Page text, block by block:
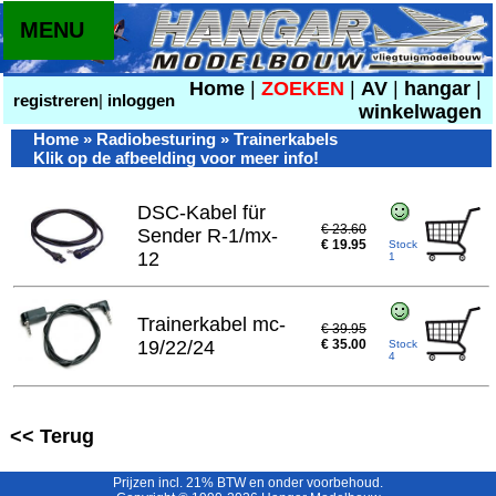
registreren| inloggen
Home ZOEKEN AV hangar
winkelwagen
MENU
Home » Radiobesturing » Trainerkabels
Klik op de afbeelding voor meer info!
DSC-Kabel für
Sender R-1/mx-
12
€ 23.60
€ 19.95
Stock
1
Trainerkabel mc-
19/22/24
€ 39.95
€ 35.00
Stock
4
<< Terug
Prijzen incl. 21% BTW en onder voorbehoud.